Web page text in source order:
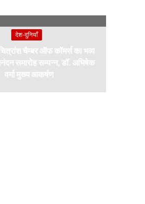
देश-दुनियाँ
चैम्बर ऑफ कॉमर्स का भव्य
समारोह सम्पन्न, डॉ. अभिषेक
वर्मा मुख्य आकर्षण